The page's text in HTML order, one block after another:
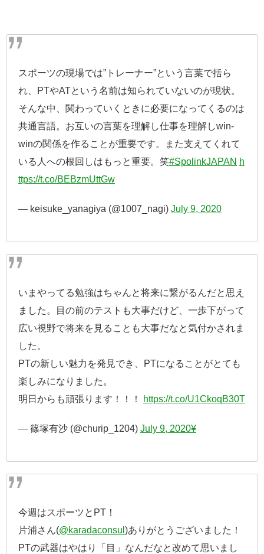
スポーツの現場では”トレーナー”という言葉で括ら
れ、PTやATという名前は知られていないのが現状。
そんな中、関わっていくときに必要になってくるのは
共通言語。お互いの言葉を理解し仕事を理解しwin-
winの関係を作ることが重要です。また支えてくれて
いる人への根回しはもっと重要。笑#SpolinkJAPAN h
ttps://t.co/BEBzmUttGw
— keisuke_yanagiya (@1007_nagi) July 9, 2020
いまやってる勉強はちゃんと将来に繋がるんだと思え
ました。目の前のテストも大事だけど、一歩下がって
広い視野で将来を見ることも大事だなと気付かされま
した。
PTの新しい魅力を発見でき、PTになることがとても
楽しみになりました。
明日からも頑張ります！！！
https://t.co/U1CkoqB30T
— 篠塚有沙 (@churip_1204) July 9, 2020¥
今週はスポーツとPT！
片浦さん(@karadaconsul )ありがとうございました！
PTの武器はやはり「目」なんだなと改めて思いまし